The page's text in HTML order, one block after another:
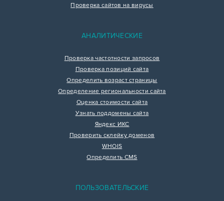
Проверка сайтов на вирусы
АНАЛИТИЧЕСКИЕ
Проверка частотности запросов
Проверка позиций сайта
Определить возраст страницы
Определение региональности сайта
Оценка стоимости сайта
Узнать поддомены сайта
Яндекс ИКС
Проверить склейку доменов
WHOIS
Определить CMS
ПОЛЬЗОВАТЕЛЬСКИЕ